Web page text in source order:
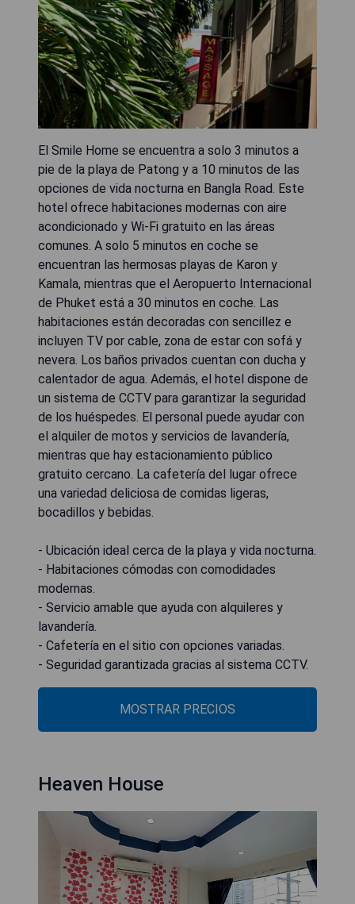
El Smile Home se encuentra a solo 3 minutos a
pie de la playa de Patong y a 10 minutos de las
opciones de vida nocturna en Bangla Road. Este
hotel ofrece habitaciones modernas con aire
acondicionado y Wi-Fi gratuito en las áreas
comunes. A solo 5 minutos en coche se
encuentran las hermosas playas de Karon y
Kamala, mientras que el Aeropuerto Internacional
de Phuket está a 30 minutos en coche. Las
habitaciones están decoradas con sencillez e
incluyen TV por cable, zona de estar con sofá y
nevera. Los baños privados cuentan con ducha y
calentador de agua. Además, el hotel dispone de
un sistema de CCTV para garantizar la seguridad
de los huéspedes. El personal puede ayudar con
el alquiler de motos y servicios de lavandería,
mientras que hay estacionamiento público
gratuito cercano. La cafetería del lugar ofrece
una variedad deliciosa de comidas ligeras,
bocadillos y bebidas.
- Ubicación ideal cerca de la playa y vida nocturna.
- Habitaciones cómodas con comodidades
modernas.
- Servicio amable que ayuda con alquileres y
lavandería.
- Cafetería en el sitio con opciones variadas.
- Seguridad garantizada gracias al sistema CCTV.
MOSTRAR PRECIOS
Heaven House